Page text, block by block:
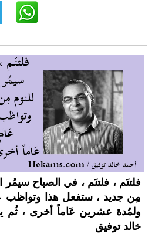
فلتنَم ، فلتنَم ، في الصباح سيمُر
ولمُدة عشرين عَاماً أخرى ،
خالد توفيق